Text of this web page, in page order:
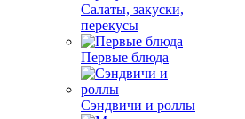
Салаты, закуски,
перекусы
Первые блюда
Сэндвичи и роллы